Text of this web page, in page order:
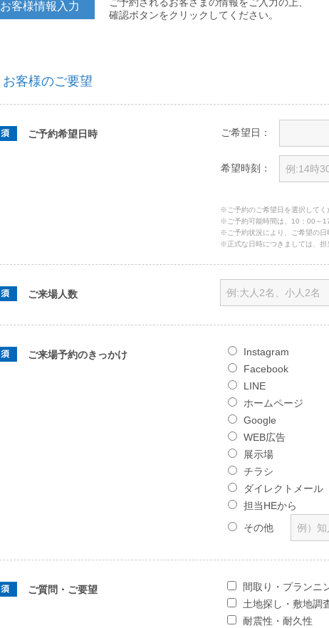
お客様情報入力
ご予約されるお客さまの情報をご入力の上、
確認ボタンをクリックしてください。
お客様のご要望
ご予約希望日時 ご希望日：
希望時刻：
※ご予約のご希望日を選択してく
※ご予約可能時間は、10：00～
※ご予約状況により、ご希望の日
※正式な日時につきましては、担
ご来場人数
ご来場予約のきっかけ
Instagram
Facebook
LINE
ホームページ
Google
WEB広告
展示場
チラシ
ダイレクトメール
担当HEから
その他
ご質問・ご要望
間取り・プランニ
土地探し・敷地調
耐震性・耐久性